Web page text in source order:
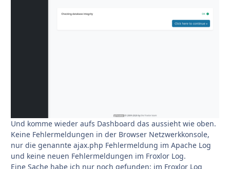
Und komme wieder aufs Dashboard das aussieht wie oben.
Keine Fehlermeldungen in der Browser Netzwerkkonsole,
nur die genannte ajax.php Fehlermeldung im Apache Log
und keine neuen Fehlermeldungen im Froxlor Log.
Eine Sache habe ich nur noch gefunden: im Froxlor Log